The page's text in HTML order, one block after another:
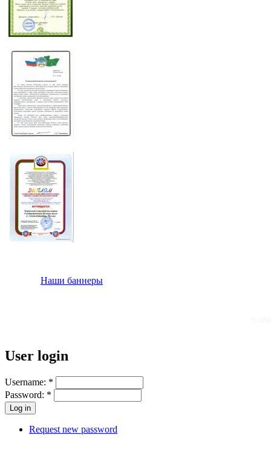
Наши баннеры
User login
Username: *
Password: *
Request new password